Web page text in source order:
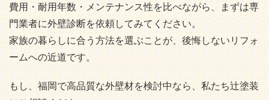
費用・耐用年数・メンテナンス性を比べながら、まずは専
門業者に外壁診断を依頼してみてください。
家族の暮らしに合う方法を選ぶことが、後悔しないリフォ
ームへの近道です。
もし、福岡で高品質な外壁材を検討中なら、私たち辻塗装